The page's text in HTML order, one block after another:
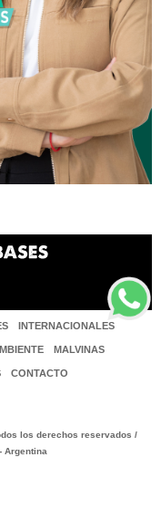
INTERNACIONALES
MALVINAS
CONTACTO
los derechos reservados /
Argentina